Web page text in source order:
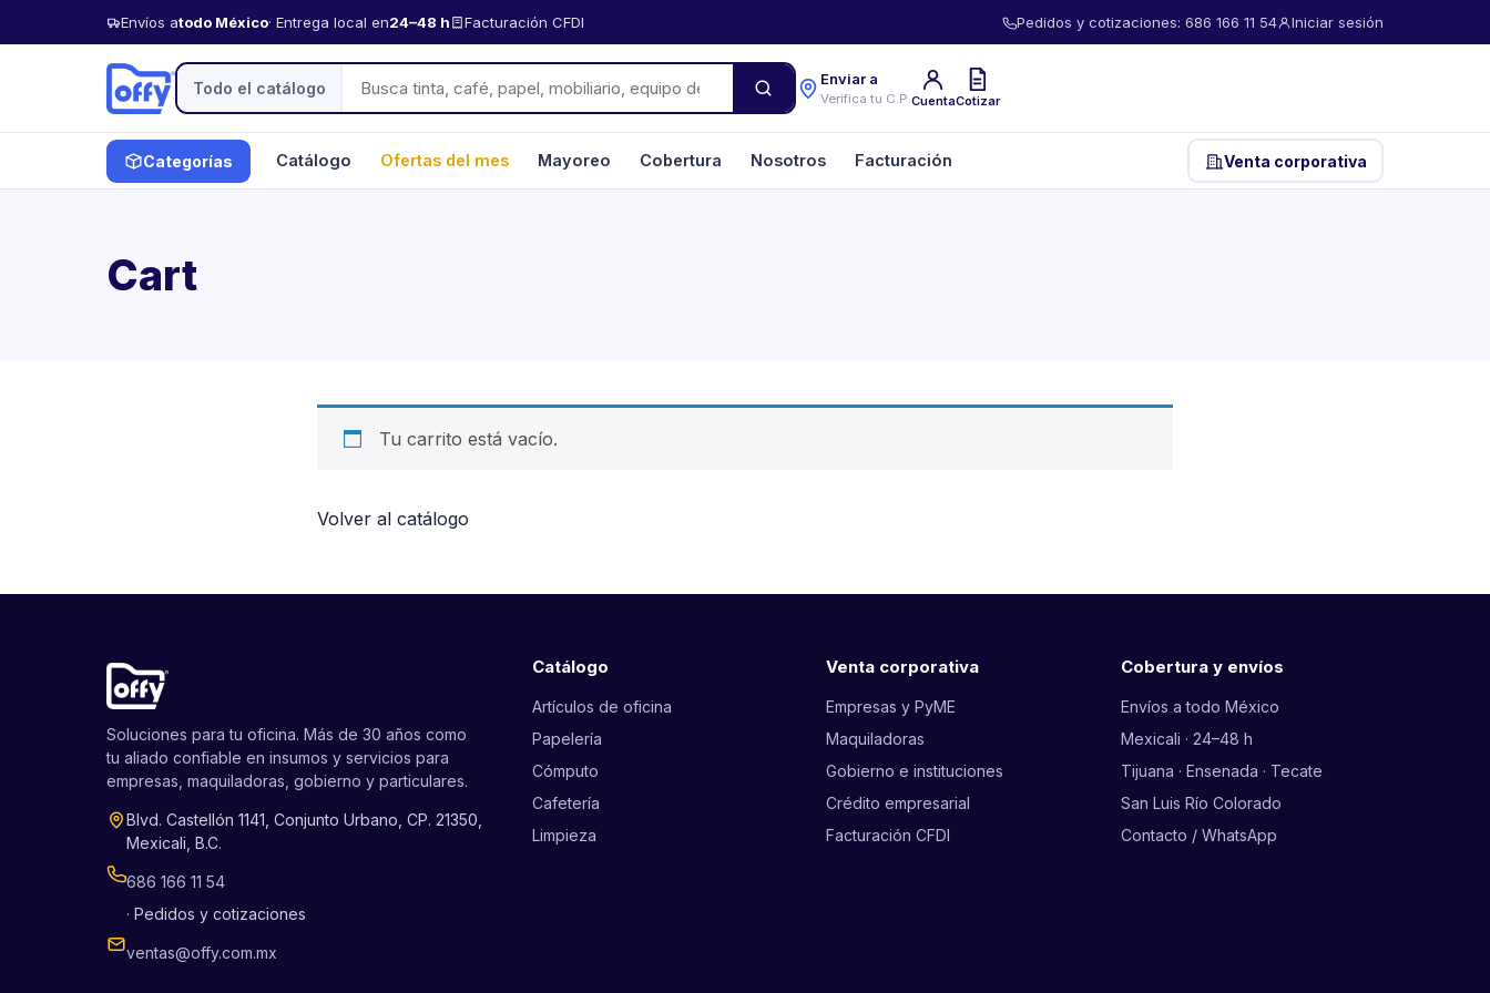
Envíos atodo México· Entrega local en24–48 h Facturación CFDI Pedidos y cotizaciones: 686 166 11 54 Iniciar sesión
Todo el catálogo Enviar a
Verifica tu C.P.CuentaCotizar
Categorías Catálogo Ofertas del mes Mayoreo Cobertura Nosotros Facturación Venta corporativa
Cart
Tu carrito está vacío.
Volver al catálogo
Soluciones para tu oficina. Más de 30 años como
tu aliado confiable en insumos y servicios para
empresas, maquiladoras, gobierno y particulares.
Blvd. Castellón 1141, Conjunto Urbano, CP. 21350,
Mexicali, B.C.
686 166 11 54
· Pedidos y cotizaciones
ventas@offy.com.mx
Catálogo
Artículos de oficina
Papelería
Cómputo
Cafetería
Limpieza
Venta corporativa
Empresas y PyME
Maquiladoras
Gobierno e instituciones
Crédito empresarial
Facturación CFDI
Cobertura y envíos
Envíos a todo México
Mexicali · 24–48 h
Tijuana · Ensenada · Tecate
San Luis Río Colorado
Contacto / WhatsApp